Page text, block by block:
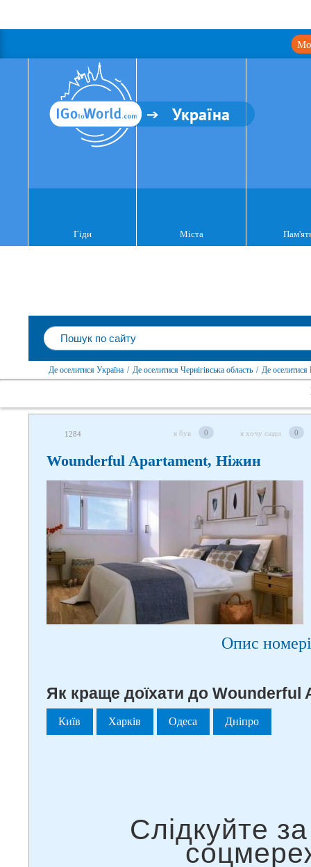
Україна
Гіди Міста
Де оселитися Україна / Де оселитися Чернігівська область / Де оселитися
1284 я був 0 я хочу сюди 0
Wounderful Apartament, Ніжин
Опис
Як краще доїхати до Wounderful
Київ Харків Одеса Дніпро
Слідкуйте за нами в
соцмережах